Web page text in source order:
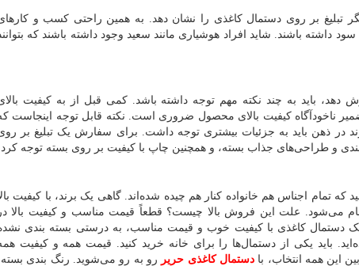
تبلیغ بر روی دستمال کاغذی را نشان دهد. به همین راحتی کسب و
داشته باشند. شاید افراد هوشیاری مانند سعید وجود داشته باشند که
دهد، باید به چند نکته مهم توجه داشته باشد. کمی قبل از به کیفیت
ناخودآگاه کیفیت بالای محصول ضروری است. نکته قابل توجه اینجاست
ذهن باید به جزئیات بیشتری توجه داشت. برای سفارش یک تبلیغ بر
و طراحی‌های جذاب بسته، و همچنین چاپ با کیفیت بر روی بسته توجه
تمام اجناس هم خانواده کنار هم چیده شده‌اند. گاهی یک برند، با کیفیت
می‌شود. علت این فروش بالا چیست؟ قطعاً قیمت مناسب و کیفیت بالا در
یک دستمال کاغذی با کیفیت خوب و قیمت مناسب، به درستی بسته بندی
باید یکی از دستمال‌ها را برای خانه خرید کنید. قیمت همه و کیفیت
این همه انتخاب، بادستمال کاغذی حریر رو به رو می‌شوید. رنگ بندی